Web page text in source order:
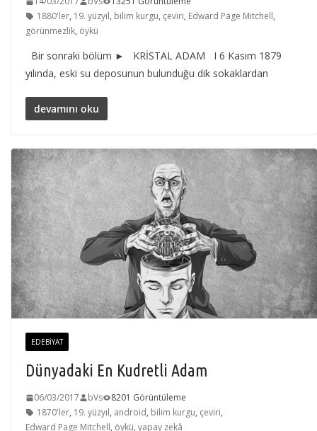
1880'ler, 19. yüzyıl, bilim kurgu, çeviri, Edward Page Mitchell,
görünmezlik, öykü
Bir sonraki bölüm ► KRİSTAL ADAM I 6 Kasım 1879
yılında, eski su deposunun bulunduğu dik sokaklardan
devamını oku
EDEBIYAT
Dünyadaki En Kudretli Adam
06/03/2017 bVs
8201 Görüntüleme
1870'ler, 19. yüzyıl, android, bilim kurgu, çeviri,
Edward Page Mitchell, öykü, yapay zekâ